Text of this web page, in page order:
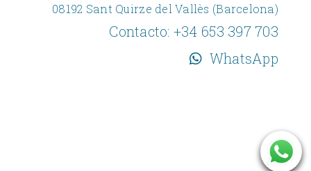
08192 Sant Quirze del Vallès (Barcelona)
Contacto: +34 653 397 703
WhatsApp